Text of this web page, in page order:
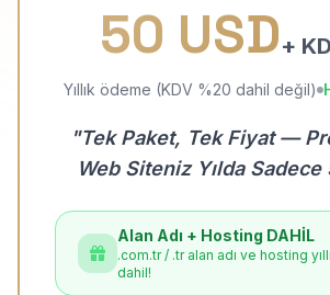
50 USD+
Yıllık ödeme (KDV %20 dahil değil)
"Tek Paket, Tek Fiyat —
Web Siteniz Yılda Sadece
Alan Adı + Hosting DAHİL
.com.tr / .tr alan adı ve hosting
dahil!